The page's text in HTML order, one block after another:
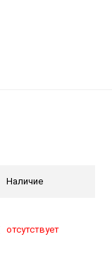
Наличие
отсутствует